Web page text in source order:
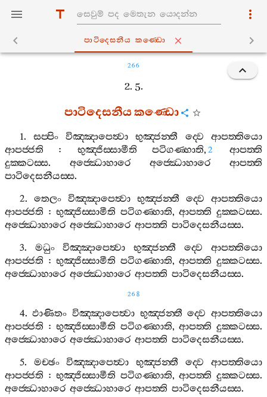
පාටිදෙසනීය කණ‍්ඩො
266
2. 5.
පාටිදෙසනීයකණ‍්ඩො
1. සප‍්පිං විඤ‍්ඤාපෙත්‍වා භුඤ‍්ජන‍්තී ද‍්වෙ
ආපත‍්තියො
ආපජ‍්ජති : භුඤ‍්ජිස‍්සාමීති පටිගණ‍්හාති, 2
ආපත‍්ති
දුක‍්කටස‍්ස. අජ‍්ඣොහාරෙ අජ‍්ඣොහාරෙ
ආපත‍්ති
පාටිදෙසනීයස‍්ස.
2. තෙලං විඤ‍්ඤාපෙත්‍වා භුඤ‍්ජන‍්තී ද‍්වෙ
ආපත‍්තියො
ආපජ‍්ජති :භුඤ‍්ජිස‍්සාමීති පටිගණ‍්හාති,ආපත‍්ති දුක‍්කටස‍්ස.
අජ‍්ඣොහාරෙ අජ‍්ඣොහාරෙ ආපත‍්ති පාටිදෙසනීයස‍්ස.
3. මධුං විඤ‍්ඤාපෙත්‍වා භුඤ‍්ජන‍්තී ද‍්වෙ
ආපත‍්තියො
ආපජ‍්ජති :භුඤ‍්ජිස‍්සාමීති පටිගණ‍්හාති,ආපත‍්ති දුක‍්කටස‍්ස.
අජ‍්ඣොහාරෙ අජ‍්ඣොහාරෙ ආපත‍්ති පාටිදෙසනීයස‍්ස.
268
4.ඵාණිතං විඤ‍්ඤාපෙත්‍වා භුඤ‍්ජන‍්තී ද‍්වෙ ආපත‍්තියො
ආපජ‍්ජති :භුඤ‍්ජිස‍්සාමීති පටිගණ‍්හාති,ආපත‍්ති දුක‍්කටස‍්ස.
අජ‍්ඣොහාරෙ අජ‍්ඣොහාරෙ ආපත‍්ති පාටිදෙසනීයස‍්ස.
5. මච‍්ඡං විඤ‍්ඤාපෙත්‍වා භුඤ‍්ජන‍්තී ද‍්වෙ
ආපත‍්තියො
ආපජ‍්ජති :භුඤ‍්ජිස‍්සාමීති පටිගණ‍්හාති,ආපත‍්ති දුක‍්කටස‍්ස.
අජ‍්ඣොහාරෙ අජ‍්ඣොහාරෙ ආපත‍්ති පාටිදෙසනීයස‍්ස.